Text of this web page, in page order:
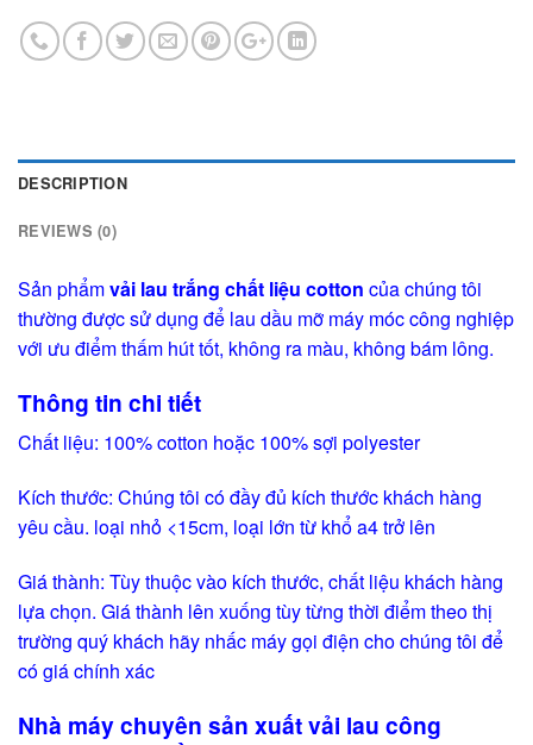
DESCRIPTION
REVIEWS (0)
Sản phẩmvải lau trắng chất liệu cotton của chúng tôi
thường được sử dụng để lau dầu mỡ máy móc công nghiệp
với ưu điểm thấm hút tốt, không ra màu, không bám lông.
Thông tin chi tiết
Chất liệu: 100% cotton hoặc 100% sợi polyester
Kích thước: Chúng tôi có đầy đủ kích thước khách hàng
yêu cầu. loại nhỏ <15cm, loại lớn từ khổ a4 trở lên
Giá thành: Tùy thuộc vào kích thước, chất liệu khách hàng
lựa chọn. Giá thành lên xuống tùy từng thời điểm theo thị
trường quý khách hãy nhấc máy gọi điện cho chúng tôi để
có giá chính xác
Nhà máy chuyên sản xuất vải lau công